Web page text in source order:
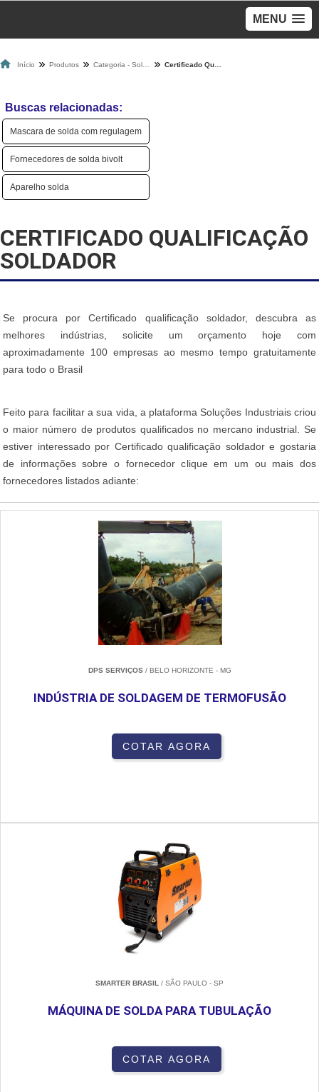
MENU
Início Produtos
Buscas relacionadas:
Mascara de solda com regulagem
Fornecedores de solda bivolt
Aparelho solda
CERTIFICADO QUALIFICAÇÃO
SOLDADOR
Se procura por Certificado qualificação soldador, descubra as
melhores indústrias, solicite um orçamento hoje com
aproximadamente 100 empresas ao mesmo tempo gratuitamente
para todo o Brasil
Feito para facilitar a sua vida, a plataforma Soluções Industriais criou
o maior número de produtos qualificados no mercano industrial. Se
estiver interessado por Certificado qualificação soldador e gostaria
de informações sobre o fornecedor clique em um ou mais dos
fornecedores listados adiante:
DPS SERVIÇOS/ BELO HORIZONTE - MG
INDÚSTRIA DE SOLDAGEM DE TERMOFUSÃO
COTAR AGORA
SMARTER BRASIL / SÃO PAULO - SP
MÁQUINA DE SOLDA PARA TUBULAÇÃO
COTAR AGORA